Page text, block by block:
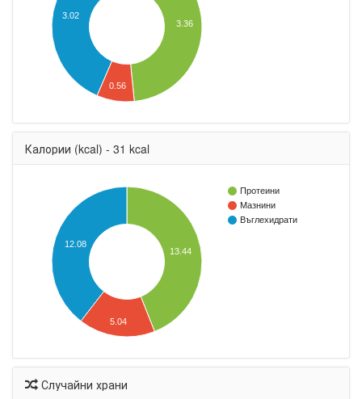
3.36
3.02
0.56
Калории (kcal) - 31 kcal
Протеини
Мазнини
Въглехидрати
13.44
12.08
5.04
Случайни храни